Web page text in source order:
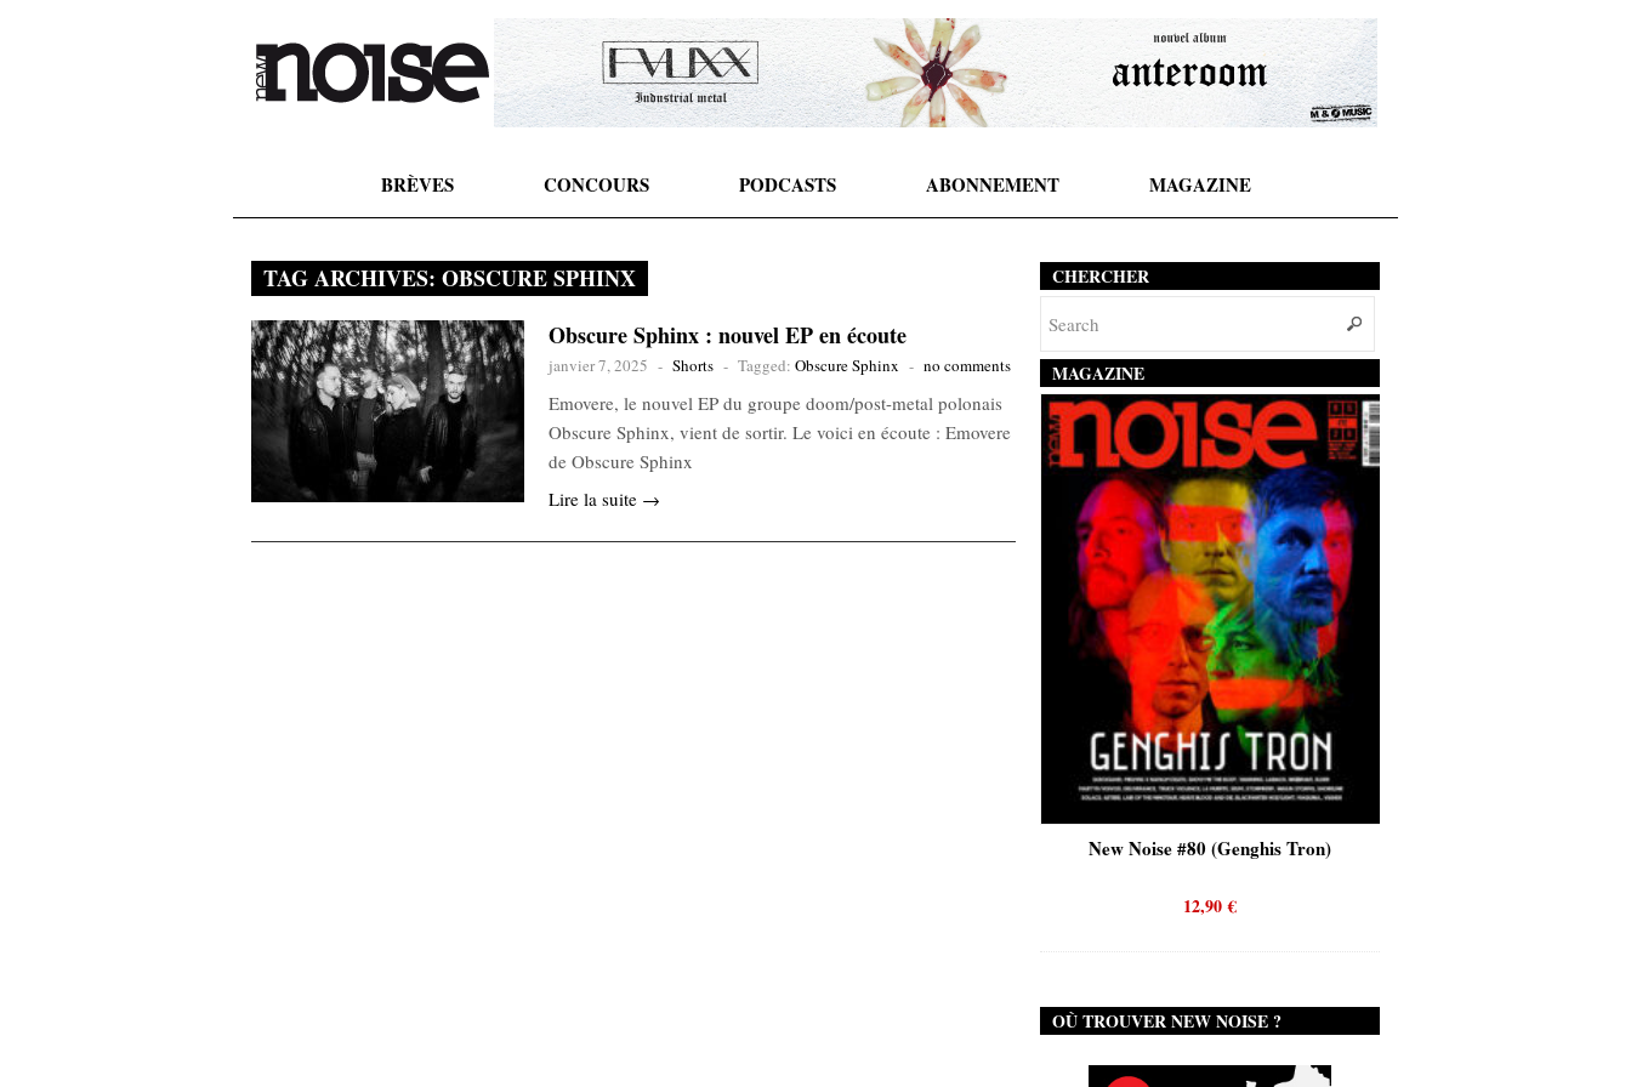
BRÈVES CONCOURS PODCASTS ABONNEMENT MAGAZINE
TAG ARCHIVES: OBSCURE SPHINX
Obscure Sphinx : nouvel EP en écoute
janvier 7, 2025 - Shorts - Tagged: Obscure Sphinx - no comments
Emovere, le nouvel EP du groupe doom/post-metal polonais
Obscure Sphinx, vient de sortir. Le voici en écoute : Emovere
de Obscure Sphinx
Lire la suite →
CHERCHER
MAGAZINE
New Noise #80 (Genghis Tron)
12,90€
OÙ TROUVER NEW NOISE ?